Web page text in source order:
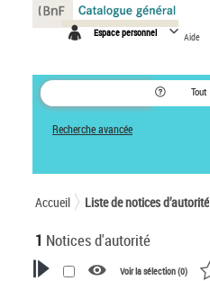
Espace personnel Aide
Tout
Recherche avancée
Accueil Liste de notices d’autorité
1 Notices d'autorité
Voir la sélection (0)
Panneau de gestion des cookies